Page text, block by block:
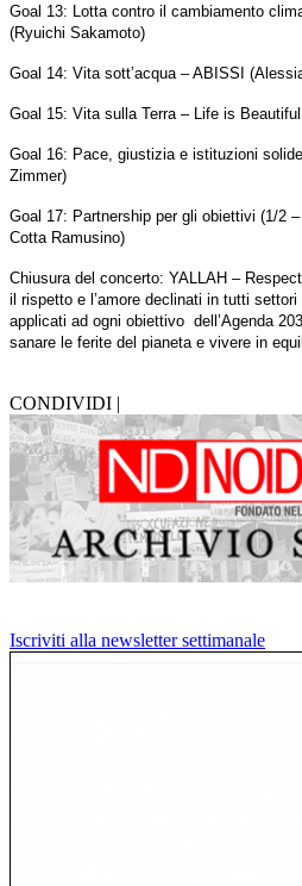
Goal 13: Lotta contro il cambiamento
(Ryuichi Sakamoto)
Goal 14: Vita sott’acqua – ABISSI
Goal 15: Vita sulla Terra – Life is
Goal 16: Pace, giustizia e istituzioni
Zimmer)
Goal 17: Partnership per gli obiettivi (1/2
Cotta Ramusino)
Chiusura del concerto: YALLAH –
il rispetto e l’amore declinati in tutti
applicati ad ogni obiettivo dell’Agenda
sanare le ferite del pianeta e vivere in
CONDIVIDI |
Iscriviti alla newsletter settimanale